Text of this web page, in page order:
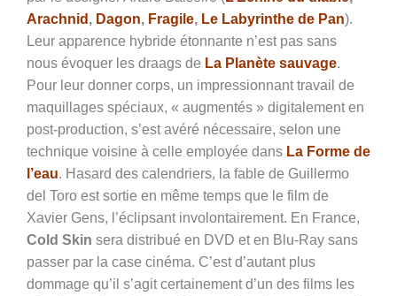
Arachnid , Dagon, Fragile, Le Labyrinthe de Pan).
Leur apparence hybride étonnante n’est pas sans
nous évoquer les draags de La Planète sauvage.
Pour leur donner corps, un impressionnant travail de
maquillages spéciaux, « augmentés » digitalement en
post-production, s’est avéré nécessaire, selon une
technique voisine à celle employée dans La Forme de
l’eau. Hasard des calendriers, la fable de Guillermo
del Toro est sortie en même temps que le film de
Xavier Gens, l’éclipsant involontairement. En France,
Cold Skin sera distribué en DVD et en Blu-Ray sans
passer par la case cinéma. C’est d’autant plus
dommage qu’il s’agit certainement d’un des films les